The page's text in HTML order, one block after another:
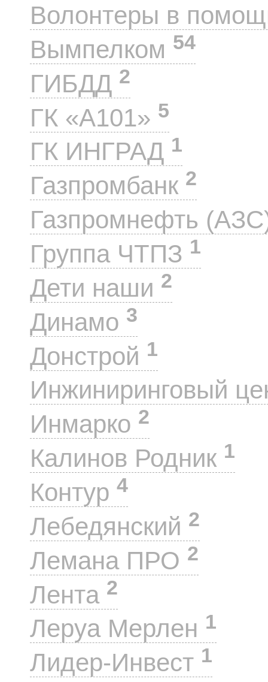
Волонтеры в
Вымпелком 54
ГИБДД 2
ГК «А101» 5
ГК ИНГРАД 1
Газпромбанк 2
Газпромнефть
Группа ЧТПЗ 1
Дети наши 2
Динамо 3
Донстрой 1
Инжиниринговый
Инмарко 2
Калинов Родник 1
Контур 4
Лебедянский 2
Лемана ПРО 2
Лента 2
Леруа Мерлен 1
Лидер-Инвест 1